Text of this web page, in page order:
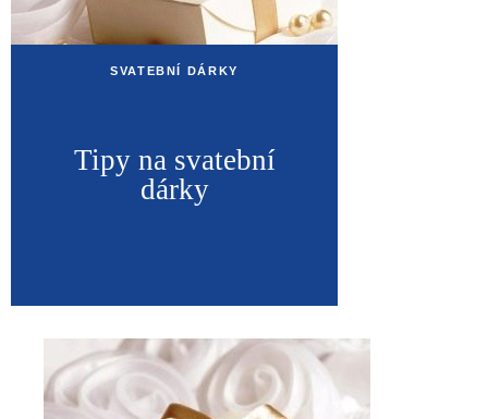
SVATEBNÍ DÁRKY
Tipy na svatební
dárky